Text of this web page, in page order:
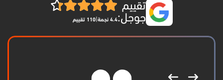
تقييم
جوجل:4.4 نجمة | 110 تقييم